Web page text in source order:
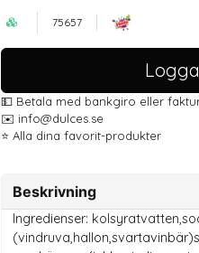
75657
💵 Betala med bankgiro eller
✉️ info@dulces.se
⭐️ Alla dina favorit-produkter
Beskrivning
Ingredienser: